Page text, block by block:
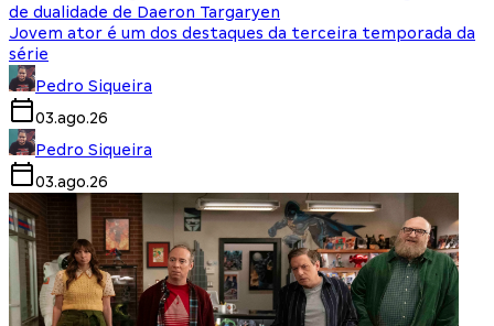
de dualidade de Daeron Targaryen
Jovem ator é um dos destaques da terceira temporada da
série
Pedro Siqueira
03.ago.26
Pedro Siqueira
03.ago.26